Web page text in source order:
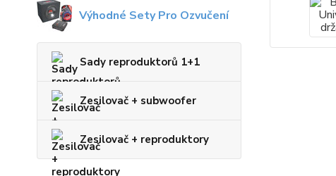
Výhodné Sety Pro Ozvučení
Sady reproduktorů 1+1
Zesilovač + subwoofer
Zesilovač + reproduktory